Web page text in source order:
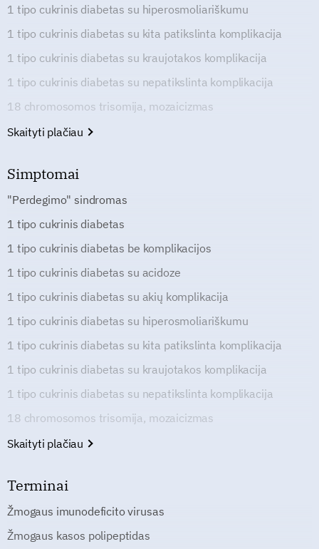
1 tipo cukrinis diabetas su hiperosmoliariškumu
1 tipo cukrinis diabetas su kita patikslinta komplikacija
1 tipo cukrinis diabetas su kraujotakos komplikacija
1 tipo cukrinis diabetas su nepatikslinta komplikacija
18 chromosomos trisomija, mozaicizmas
Skaityti plačiau
Simptomai
"Perdegimo" sindromas
1 tipo cukrinis diabetas
1 tipo cukrinis diabetas be komplikacijos
1 tipo cukrinis diabetas su acidoze
1 tipo cukrinis diabetas su akių komplikacija
1 tipo cukrinis diabetas su hiperosmoliariškumu
1 tipo cukrinis diabetas su kita patikslinta komplikacija
1 tipo cukrinis diabetas su kraujotakos komplikacija
1 tipo cukrinis diabetas su nepatikslinta komplikacija
18 chromosomos trisomija, mozaicizmas
Skaityti plačiau
Terminai
Žmogaus imunodeficito virusas
Žmogaus kasos polipeptidas